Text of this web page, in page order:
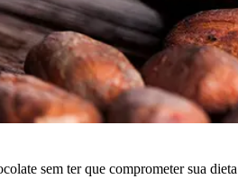
sem ter que comprometer sua